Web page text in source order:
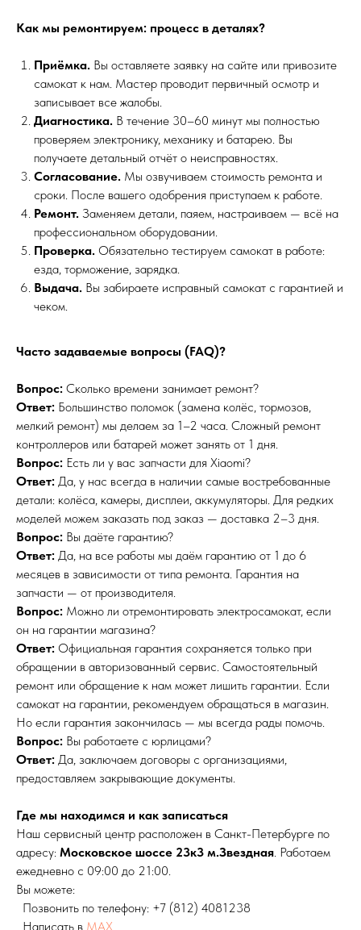
Как мы ремонтируем: процесс в деталях?
Приёмка. Вы оставляете заявку на сайте или привозите
самокат к нам. Мастер проводит первичный осмотр и
записывает все жалобы.
Диагностика. В течение 30–60 минут мы полностью
проверяем электронику, механику и батарею. Вы
получаете детальный отчёт о неисправностях.
Согласование. Мы озвучиваем стоимость ремонта и
сроки. После вашего одобрения приступаем к работе.
Ремонт. Заменяем детали, паяем, настраиваем — всё на
профессиональном оборудовании.
Проверка. Обязательно тестируем самокат в работе:
езда, торможение, зарядка.
Выдача. Вы забираете исправный самокат с гарантией и
чеком.
Часто задаваемые вопросы (FAQ)?
Вопрос: Сколько времени занимает ремонт?
Ответ: Большинство поломок (замена колёс, тормозов,
мелкий ремонт) мы делаем за 1–2 часа. Сложный ремонт
контроллеров или батарей может занять от 1 дня.
Вопрос: Есть ли у вас запчасти для Xiaomi?
Ответ: Да, у нас всегда в наличии самые востребованные
детали: колёса, камеры, дисплеи, аккумуляторы. Для редких
моделей можем заказать под заказ — доставка 2–3 дня.
Вопрос: Вы даёте гарантию?
Ответ: Да, на все работы мы даём гарантию от 1 до 6
месяцев в зависимости от типа ремонта. Гарантия на
запчасти — от производителя.
Вопрос: Можно ли отремонтировать электросамокат, если
он на гарантии магазина?
Ответ: Официальная гарантия сохраняется только при
обращении в авторизованный сервис. Самостоятельный
ремонт или обращение к нам может лишить гарантии. Если
самокат на гарантии, рекомендуем обращаться в магазин.
Но если гарантия закончилась — мы всегда рады помочь.
Вопрос: Вы работаете с юрлицами?
Ответ: Да, заключаем договоры с организациями,
предоставляем закрывающие документы.
Где мы находимся и как записаться
Наш сервисный центр расположен в Санкт-Петербурге по
адресу: Московское шоссе 23к3 м.Звездная. Работаем
ежедневно с 09:00 до 21:00.
Вы можете:
Позвонить по телефону: +7 (812) 4081238
Написать в MAX